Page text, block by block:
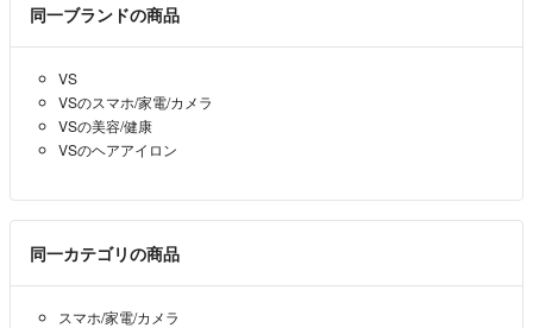
同一ブランドの商品
VS
VSのスマホ/家電/カメラ
VSの美容/健康
VSのヘアアイロン
同一カテゴリの商品
スマホ/家電/カメラ